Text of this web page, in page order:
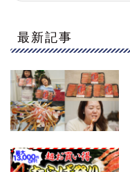
最新記事